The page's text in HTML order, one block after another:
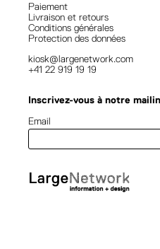
Paiement
Livraison et retours
Conditions générales
Protection des données
kiosk@largenetwork.com
+41 22 919 19 19
Inscrivez-vous à notre
Email